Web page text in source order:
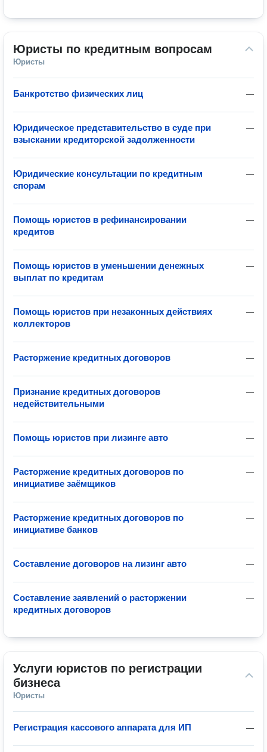
Юристы по кредитным вопросам
Юристы
—
Банкротство физических лиц
—
Юридическое представительство в суде при
взыскании кредиторской задолженности
—
Юридические консультации по кредитным
спорам
—
Помощь юристов в рефинансировании
кредитов
—
Помощь юристов в уменьшении денежных
выплат по кредитам
—
Помощь юристов при незаконных действиях
коллекторов
—
Расторжение кредитных договоров
—
Признание кредитных договоров
недействительными
—
Помощь юристов при лизинге авто
—
Расторжение кредитных договоров по
инициативе заёмщиков
—
Расторжение кредитных договоров по
инициативе банков
—
Составление договоров на лизинг авто
—
Составление заявлений о расторжении
кредитных договоров
Услуги юристов по регистрации
бизнеса
Юристы
—
Регистрация кассового аппарата для ИП